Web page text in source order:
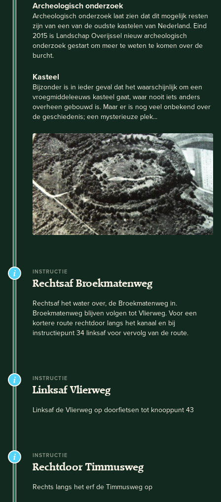
Archeologisch onderzoek
Archeologisch onderzoek laat zien dat dit mogelijk resten
zijn van een van de oudste kastelen van Nederland. Eind
2015 is Landschap Overijssel nieuw archeologisch
onderzoek gestart om meer te weten te komen over de
burcht.
Kasteel
Bijzonder is in ieder geval dat het waarschijnlijk om een
vroegmiddeleeuws kasteel gaat, waar nooit iets anders
overheen gebouwd is. Maar er is nog veel onbekend over
de geschiedenis; een mysterieuze plek...
INSTRUCTIE
Rechtsaf Broekmatenweg
Rechtsaf het water over, de Broekmatenweg in.
Broekmatenweg blijven volgen tot Vlierweg. Voor een
kortere route rechtdoor langs het kanaal en bij
instructiepunt 34 linksaf voor vervolg van de route.
INSTRUCTIE
Linksaf Vlierweg
Linksaf de Vlierweg op doorfietsen tot knooppunt 43
INSTRUCTIE
Rechtdoor Timmusweg
Rechts langs het erf de Timmusweg op